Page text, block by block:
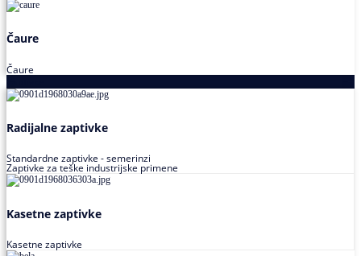
Čaure
Čaure
Radijalne zaptivke
Standardne zaptivke - semerinzi
Zaptivke za teške industrijske primene
Kasetne zaptivke
Kasetne zaptivke